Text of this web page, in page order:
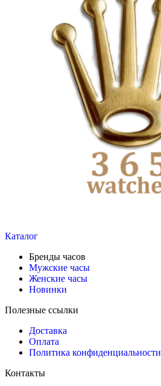
Каталог
Бренды часов
Мужские часы
Женские часы
Новинки
Полезные ссылки
Доставка
Оплата
Политика конфиденциальности
Контакты